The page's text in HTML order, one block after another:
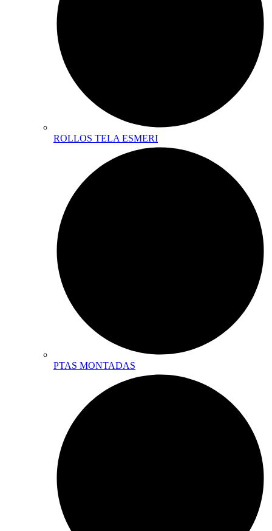
ROLLOS TELA ESMERI
PTAS MONTADAS